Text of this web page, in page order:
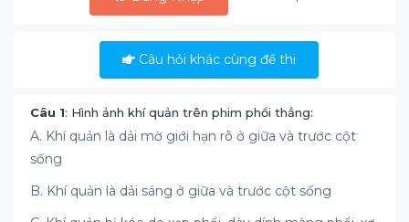
Câu hỏi khác cùng đề thi
Câu 1: Hình ảnh khí quản trên phim phổi thẳng:
A. Khí quản là dải mờ giới hạn rõ ở giữa và trước cột
sống
B. Khí quản là dải sáng ở giữa và trước cột sống